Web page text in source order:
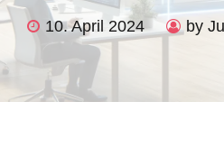
10. April 2024 by